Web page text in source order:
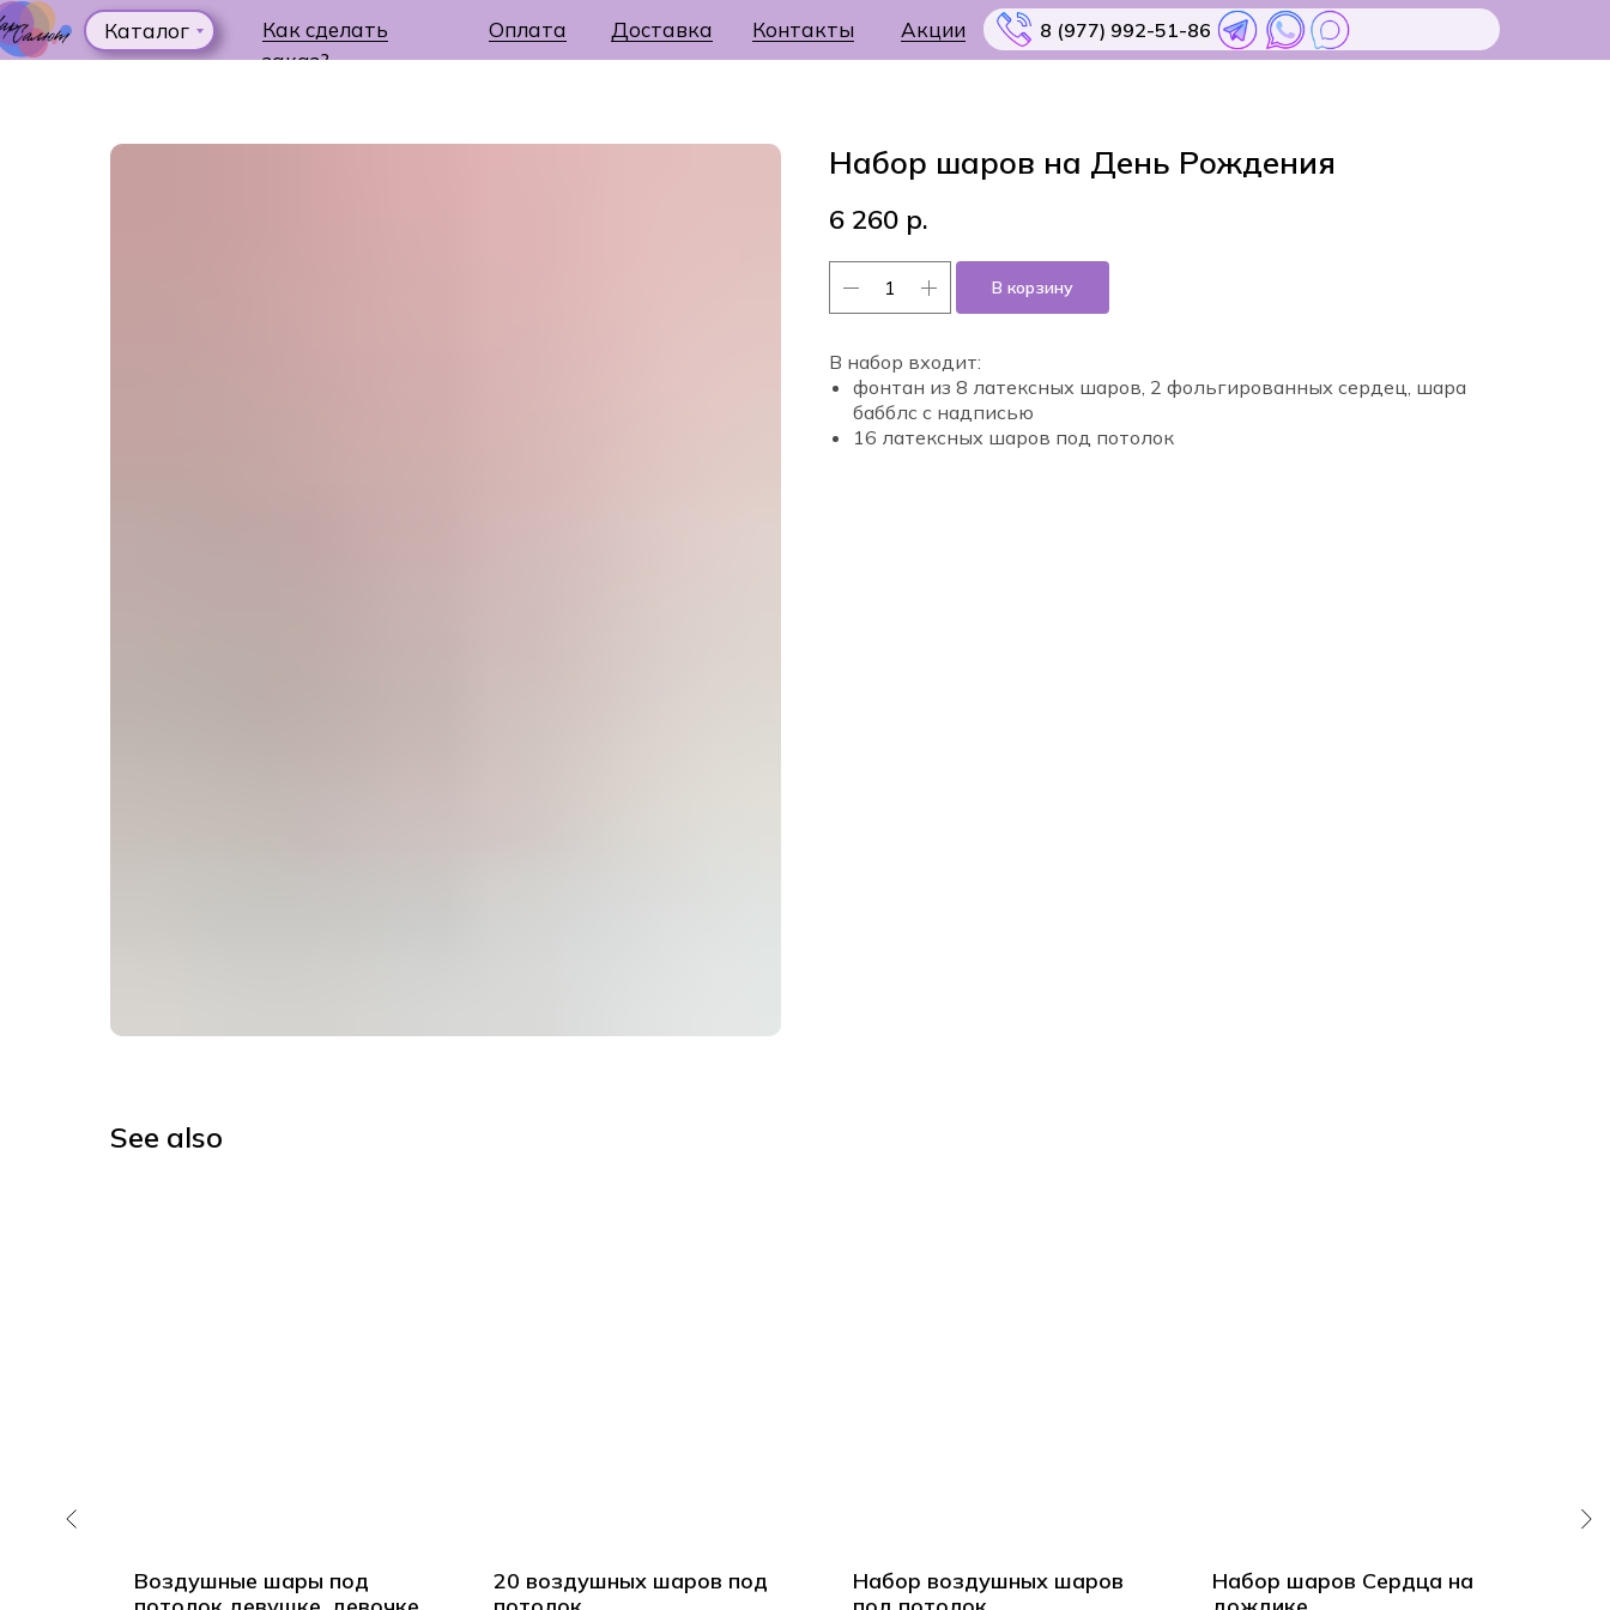
Доставка
Как сделать
заказ?
Оплата Акции
Контакты 8 (977) 992-51-86
Каталог
Набор шаров на День Рождения
6 260 р.
В корзину
В набор входит:
фонтан из 8 латексных шаров, 2 фольгированных сердец, шара
бабблс с надписью
16 латексных шаров под потолок
See also
Воздушные шары под
20 воздушных шаров под
Набор воздушных шаров
Набор шаров Сердца на